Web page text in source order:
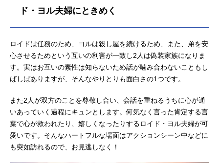
ド・ヨル夫婦にときめく
ロイドは任務のため、ヨルは殺し屋を続けるため、また、弟を安
心させるためという互いの利害が一致し2人は偽装家族になりま
す。実はお互いの素性は知らないため話が噛み合わないこともし
ばしばありますが、そんなやりとりも面白さの1つです。
また2人が双方のことを尊敬し合い、会話を重ねるうちに心が通
いあっていく過程にキュンとします。何気なく言った肯定する言
葉で心が救われたり、嬉しくなったりするロイド・ヨル夫婦が可
愛いです。そんなハートフルな場面はアクションシーン中などに
も突如訪れるので、お見逃しなく！